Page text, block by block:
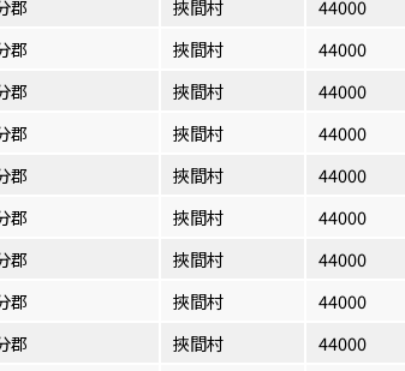
郡 挾間村 44000
郡 挾間村 44000
郡 挾間村 44000
郡 挾間村 44000
郡 挾間村 44000
郡 挾間村 44000
郡 挾間村 44000
郡 挾間村 44000
郡 挾間村 44000